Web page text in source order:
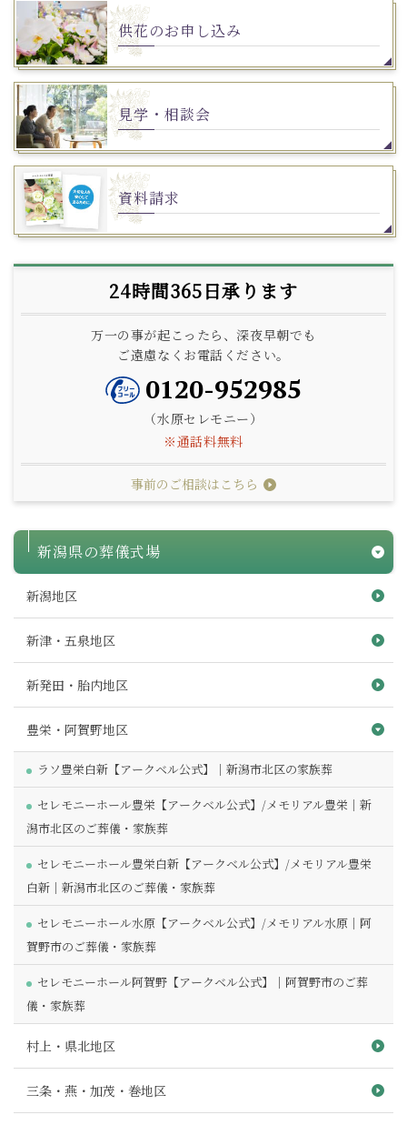
24時間365日承ります
万一の事が起こったら、深夜早朝でも
ご遠慮なくお電話ください。
0120-952985
（水原セレモニー）
※通話料無料
事前のご相談はこちら
新潟県の葬儀式場
新潟地区
新津・五泉地区
新発田・胎内地区
豊栄・阿賀野地区
ラソ豊栄白新【アークベル公式】｜新潟市北区の家族葬
セレモニーホール豊栄【アークベル公式】/メモリアル豊栄｜新
潟市北区のご葬儀・家族葬
セレモニーホール豊栄白新【アークベル公式】/メモリアル豊栄
白新｜新潟市北区のご葬儀・家族葬
セレモニーホール水原【アークベル公式】/メモリアル水原｜阿
賀野市のご葬儀・家族葬
セレモニーホール阿賀野【アークベル公式】｜阿賀野市のご葬
儀・家族葬
村上・県北地区
三条・燕・加茂・巻地区
供花のお申し込み
見学・相談会
資料請求